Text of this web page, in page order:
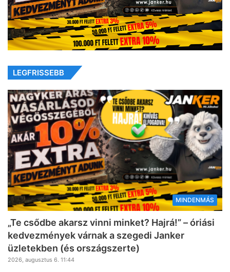
LEGFRISSEBB
MINDENMÁS
„Te csődbe akarsz vinni minket? Hajrá!” – óriási
kedvezmények várnak a szegedi Janker
üzletekben (és országszerte)
2026, augusztus 6. 11:44